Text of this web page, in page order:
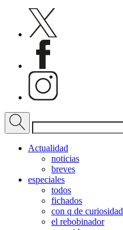
Actualidad
noticias
breves
especiales
todos
fichados
con q de curiosidad
el rebobinador